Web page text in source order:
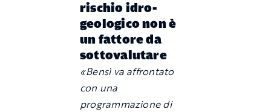
rischio idro-
geologico non è
un fattore da
sottovalutare
«Bensì va affrontato
con una
programmazione di